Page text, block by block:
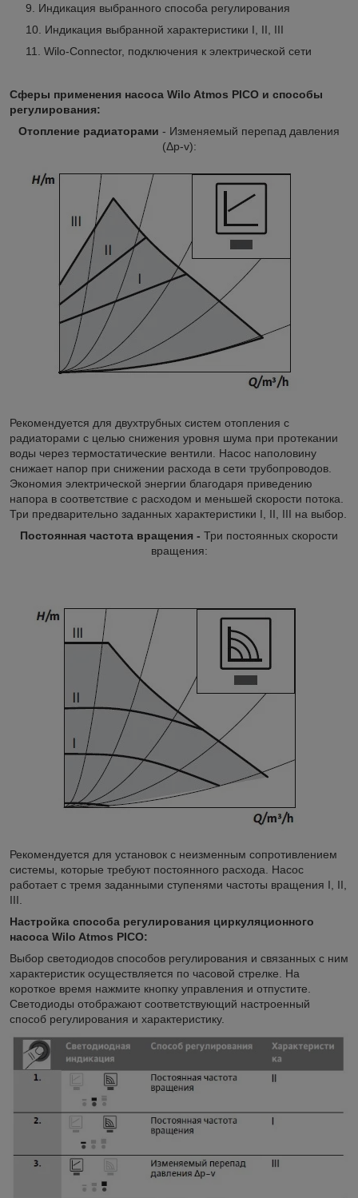
Индикация выбранного способа регулирования
Индикация выбранной характеристики I, II, III
Wilo-Connector, подключения к электрической сети
Сферы применения насоса Wilo Atmos PICO и способы
регулирования:
Отопление радиаторами - Изменяемый перепад давления
(Δp-v):
Рекомендуется для двухтрубных систем отопления с
радиаторами с целью снижения уровня шума при протекании
воды через термостатические вентили. Насос наполовину
снижает напор при снижении расхода в сети трубопроводов.
Экономия электрической энергии благодаря приведению
напора в соответствие с расходом и меньшей скорости потока.
Три предварительно заданных характеристики I, II, III на выбор.
Постоянная частота вращения - Три постоянных скорости
вращения:
Рекомендуется для установок с неизменным сопротивлением
системы, которые требуют постоянного расхода. Насос
работает с тремя заданными ступенями частоты вращения I, II,
III.
Настройка способа регулирования циркуляционного
насоса Wilo Atmos PICO:
Выбор светодиодов способов регулирования и связанных с ним
характеристик осуществляется по часовой стрелке. На
короткое время нажмите кнопку управления и отпустите.
Светодиоды отображают соответствующий настроенный
способ регулирования и характеристику.